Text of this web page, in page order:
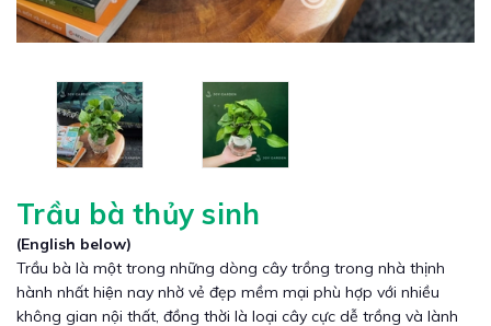
Trầu bà thủy sinh
(English below)
Trầu bà là một trong những dòng cây trồng trong nhà thịnh
hành nhất hiện nay nhờ vẻ đẹp mềm mại phù hợp với nhiều
không gian nội thất, đồng thời là loại cây cực dễ trồng và lành